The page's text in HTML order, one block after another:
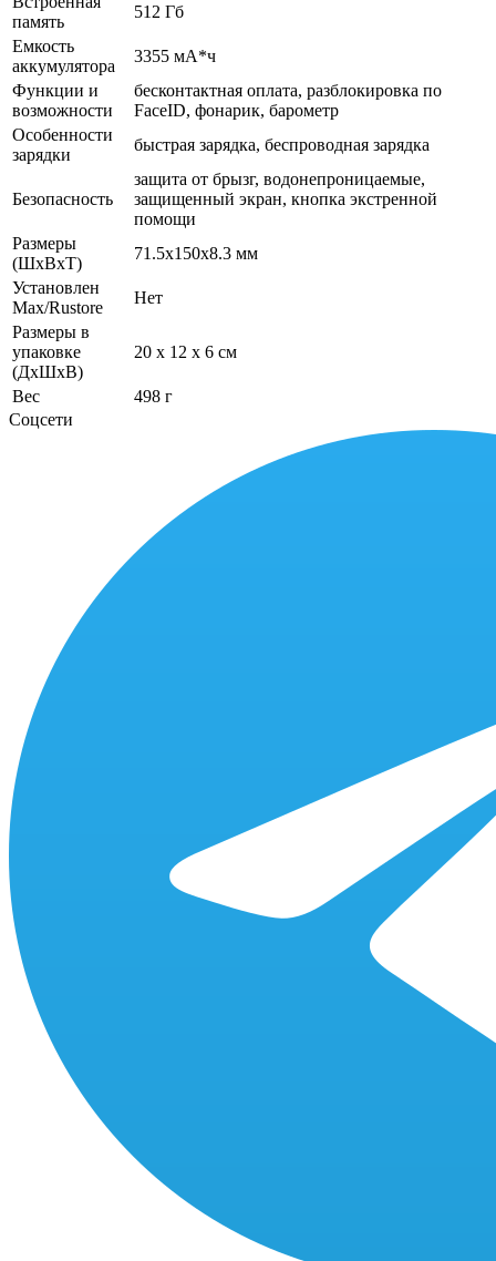
память
512 Гб
Емкость
аккумулятора
3355 мА*ч
Функции и
возможности
бесконтактная оплата, разблокировка по
FaceID, фонарик, барометр
Особенности
зарядки
быстрая зарядка, беспроводная зарядка
Безопасность
защита от брызг, водонепроницаемые,
защищенный экран, кнопка экстренной
помощи
Размеры
(ШхВхТ)
71.5x150x8.3 мм
Установлен
Max/Rustore
Нет
Размеры в
упаковке
(ДхШхВ)
20 x 12 x 6 см
Вес
498 г
Соцсети